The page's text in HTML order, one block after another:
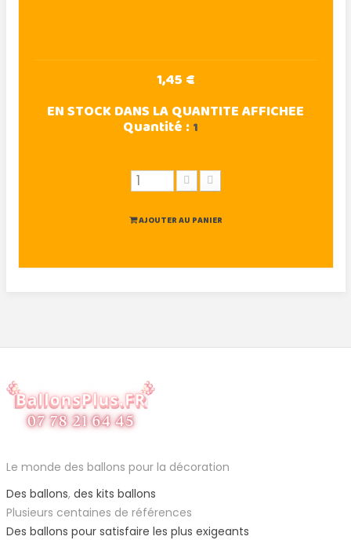
1,45 €
EN STOCK DANS LA QUANTITE AFFICHEE
Quantité : 1
AJOUTER AU PANIER
Le monde des ballons pour la décoration
Des ballons, des kits ballons
Plusieurs centaines de références
Des ballons pour satisfaire les plus exigeants